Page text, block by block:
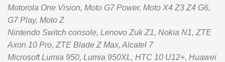
Motorola One Vision, Moto G7 Power, Moto X4 Z3 Z4 G6,
G7 Play, Moto Z
Nintendo Switch console, Lenovo Zuk Z1, Nokia N1, ZTE
Axon 10 Pro, ZTE Blade Z Max, Alcatel 7
Microsoft Lumia 950, Lumia 950XL, HTC 10 U12+, Huawei